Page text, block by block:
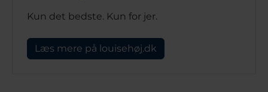
Kun det bedste. Kun for jer.
Læs mere på louisehøj.dk